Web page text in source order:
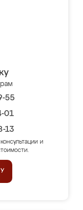
55
01
13
и